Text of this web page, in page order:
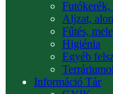
Futókerék,
Aljzat,
Fűtés,
Higiénia
Egyéb
Információ Tár